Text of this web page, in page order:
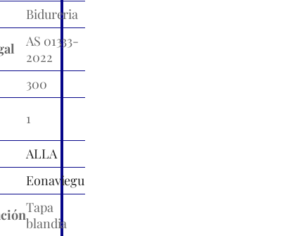
Bidureria
AS 01333-
2022
300
1
ALLA
Eonaviegu
Tapa
blandia